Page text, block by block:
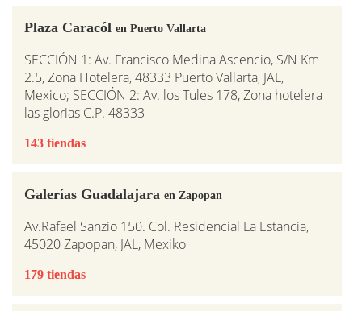
Plaza Caracól en Puerto Vallarta
SECCIÓN 1: Av. Francisco Medina Ascencio, S/N Km
2.5, Zona Hotelera, 48333 Puerto Vallarta, JAL,
Mexico; SECCIÓN 2: Av. los Tules 178, Zona hotelera
las glorias C.P. 48333
143 tiendas
Galerías Guadalajara en Zapopan
Av.Rafael Sanzio 150. Col. Residencial La Estancia,
45020 Zapopan, JAL, Mexiko
179 tiendas